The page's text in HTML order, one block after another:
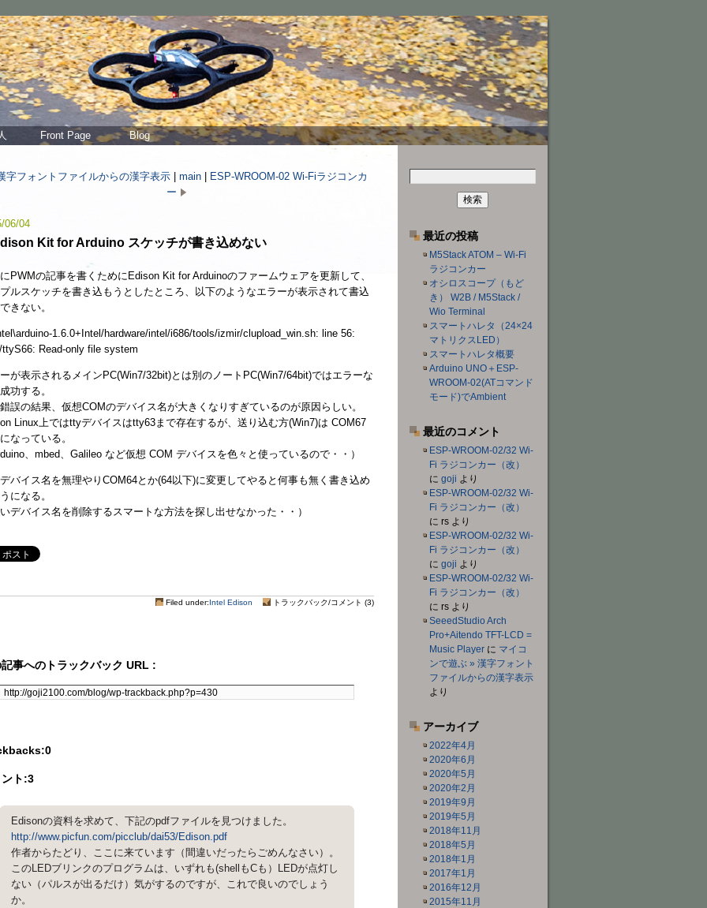
Front Page Blog
字フォントファイルからの漢字表示 main
ESP-WROOM-02 Wi-Fiラジコンカ
ー
06/04
Kit for Arduino スケッチが書き込めない
PWMの記事を書くためにEdison Kit for Arduinoのファームウェアを更新して、
ルスケッチを書き込もうとしたところ、以下のようなエラーが表示されて書込
きない。
1.6.0+Intel/hardware/intel/i686/tools/izmir/clupload_win.sh: line 56:
Read-only file system
が表示されるメインPC(Win7/32bit)とは別のノートPC(Win7/64bit)ではエラーな
功する。
誤の結果、仮想COMのデバイス名が大きくなりすぎているのが原因らしい。
Linux上ではttyデバイスはtty63まで存在するが、送り込む方(Win7)は COM67
なっている。
、mbed、Galileo など仮想 COM デバイスを色々と使っているので・・）
バイス名を無理やりCOM64とか(64以下)に変更してやると何事も無く書き込め
になる。
デバイス名を削除するスマートな方法を探し出せなかった・・）
Filed under:Intel Edison トラックバック/コメント (3)
事へのトラックバック URL :
ト:3
Edisonの資料を求めて、下記のpdfファイルを見つけました。
http://www.picfun.com/picclub/dai53/Edison.pdf
作者からたどり、ここに来ています（間違いだったらごめんなさい）。
このLEDブリンクのプログラムは、いずれも(shellもCも）LEDが点灯し
ない（パルスが出るだけ）気がするのですが、これで良いのでしょう
か。
最近の投稿
M5Stack ATOM – Wi-Fi
ラジコンカー
オシロスコープ（もど
き） W2B / M5Stack /
Wio Terminal
スマートハレタ（24×24
マトリクスLED）
スマートハレタ概要
Arduino UNO＋ESP-
WROOM-02(ATコマンド
モード)でAmbient
最近のコメント
ESP-WROOM-02/32 Wi-
Fi ラジコンカー（改）
に goji より
ESP-WROOM-02/32 Wi-
Fi ラジコンカー（改）
に rs より
ESP-WROOM-02/32 Wi-
Fi ラジコンカー（改）
に goji より
ESP-WROOM-02/32 Wi-
Fi ラジコンカー（改）
に rs より
SeeedStudio Arch
Pro+Aitendo TFT-LCD =
Music Player に マイコ
ンで遊ぶ » 漢字フォント
ファイルからの漢字表示
より
アーカイブ
2022年4月
2020年6月
2020年5月
2020年2月
2019年9月
2019年5月
2018年11月
2018年5月
2018年1月
2017年1月
2016年12月
2015年11月